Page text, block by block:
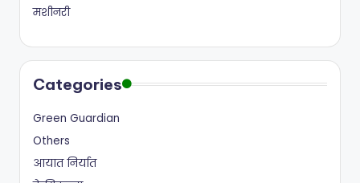
मशीनरी
Categories
Green Guardian
Others
आयात निर्यात